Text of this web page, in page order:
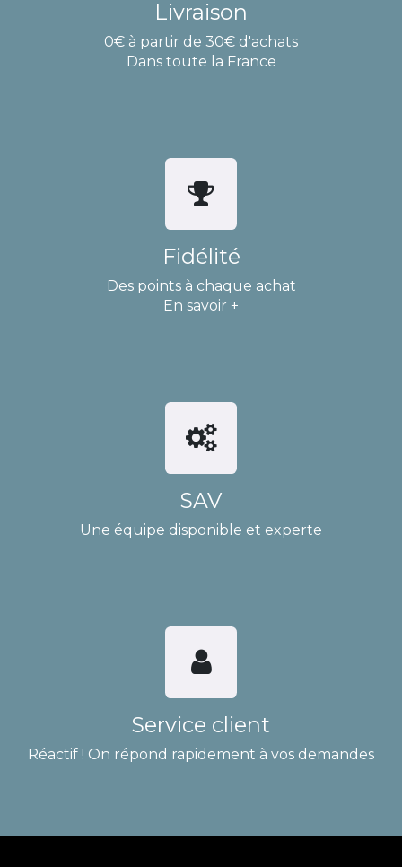
Livraison
0€ à partir de 30€ d'achats
Dans toute la France
Fidélité
Des points à chaque achat
En savoir +
SAV
Une équipe disponible et experte
Service client
Réactif ! On répond rapidement à vos demandes